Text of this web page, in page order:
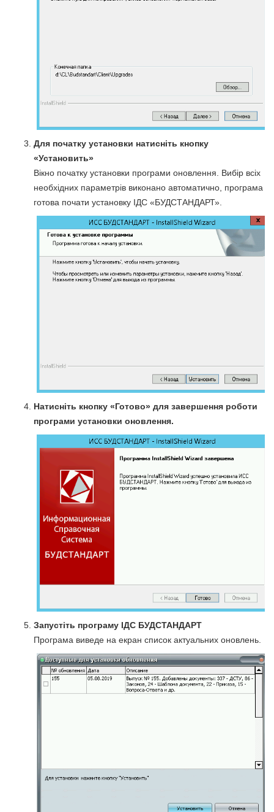
Для початку установки натисніть кнопку
«Установить»
Вікно початку установки програми оновлення. Вибір всіх
необхідних параметрів виконано автоматично, програма
готова почати установку ІДС «БУДСТАНДАРТ».
Натисніть кнопку «Готово» для завершення роботи
програми установки оновлення.
Запустіть програму ІДС БУДСТАНДАРТ
Програма виведе на екран список актуальних оновлень.